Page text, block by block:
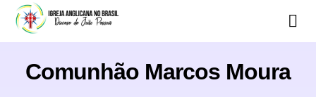
Comunhão Marcos Moura